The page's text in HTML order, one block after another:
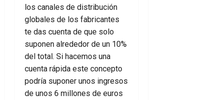
los canales de distribución
globales de los fabricantes
te das cuenta de que solo
suponen alrededor de un 10%
del total. Si hacemos una
cuenta rápida este concepto
podría suponer unos ingresos
de unos 6 millones de euros